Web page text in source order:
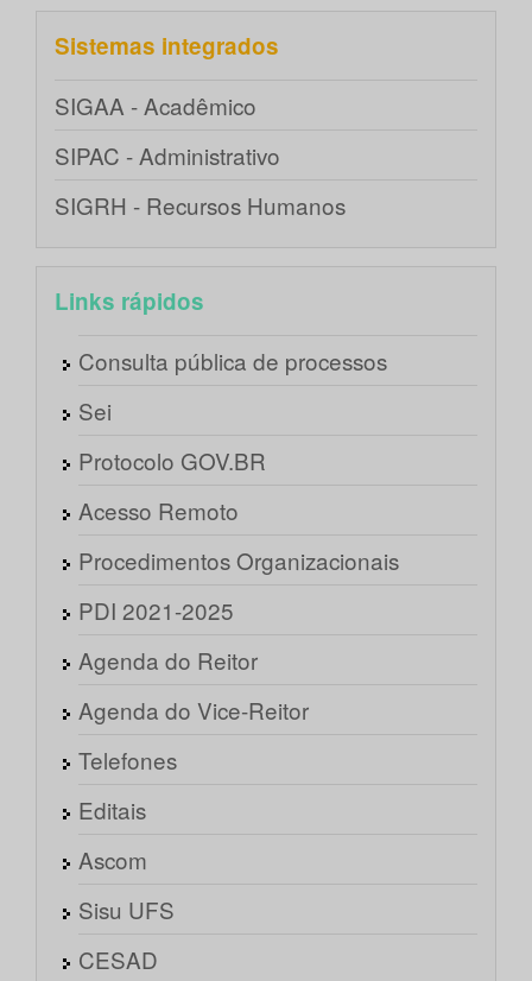
Sistemas integrados
SIGAA - Acadêmico
SIPAC - Administrativo
SIGRH - Recursos Humanos
Links rápidos
Consulta pública de processos
Sei
Protocolo GOV.BR
Acesso Remoto
Procedimentos Organizacionais
PDI 2021-2025
Agenda do Reitor
Agenda do Vice-Reitor
Telefones
Editais
Ascom
Sisu UFS
CESAD